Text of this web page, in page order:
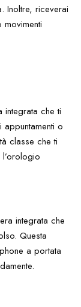
Inoltre, riceverai
integrata che ti
o
classe che ti
integrata che
Questa
a portata